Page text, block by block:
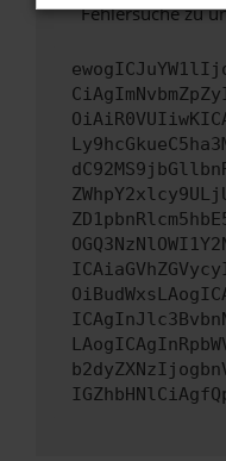
Fehlersuche zu